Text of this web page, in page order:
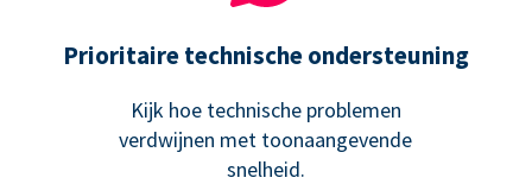
Prioritaire technische ondersteuning
Kijk hoe technische problemen
verdwijnen met toonaangevende
snelheid.